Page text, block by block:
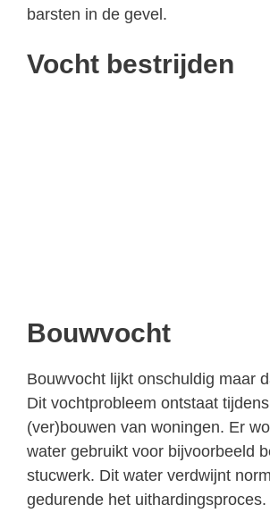
barsten in de gevel.
Vocht bestrijden
Bouwvocht
Bouwvocht lijkt onschuldig maar
Dit vochtprobleem ontstaat
(ver)bouwen van woningen. Er
water gebruikt voor bijvoorbeeld
stucwerk. Dit water verdwijnt
gedurende het